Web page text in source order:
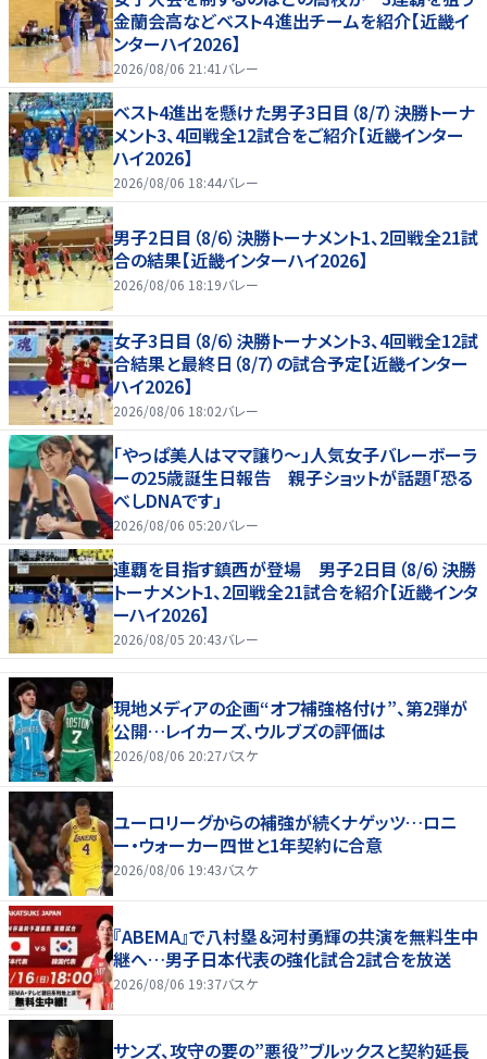
金蘭会高などベスト４進出チームを紹介【近畿イ
ンターハイ2026】
2026/08/06 21:41 バレー
ベスト4進出を懸けた男子3日目（8/7）決勝トーナ
メント3、4回戦全12試合をご紹介【近畿インター
ハイ2026】
2026/08/06 18:44バレー
男子2日目（8/6）決勝トーナメント1、2回戦全21試
合の結果【近畿インターハイ2026】
2026/08/06 18:19バレー
女子3日目（8/6）決勝トーナメント3、4回戦全12試
合結果と最終日（8/7）の試合予定【近畿インター
ハイ2026】
2026/08/06 18:02バレー
「やっぱ美人はママ譲り～」人気女子バレーボーラ
ーの25歳誕生日報告 親子ショットが話題「恐る
べしDNAです」
2026/08/06 05:20バレー
連覇を目指す鎮西が登場 男子2日目（8/6）決勝
トーナメント1、2回戦全21試合を紹介【近畿インタ
ーハイ2026】
2026/08/05 20:43バレー
現地メディアの企画“オフ補強格付け”、第2弾が
公開…レイカーズ、ウルブズの評価は
2026/08/06 20:27バスケ
ユーロリーグからの補強が続くナゲッツ…ロニ
ー・ウォーカー四世と1年契約に合意
2026/08/06 19:43バスケ
『ABEMA』で八村塁＆河村勇輝の共演を無料生中
継へ…男子日本代表の強化試合2試合を放送
2026/08/06 19:37バスケ
サンズ、攻守の要の”悪役”ブルックスと契約延長